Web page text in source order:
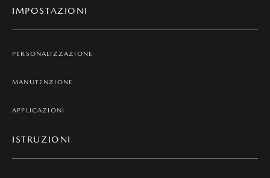
IMPOSTAZIONI
PERSONALIZZAZIONE
MANUTENZIONE
APPLICAZIONI
ISTRUZIONI